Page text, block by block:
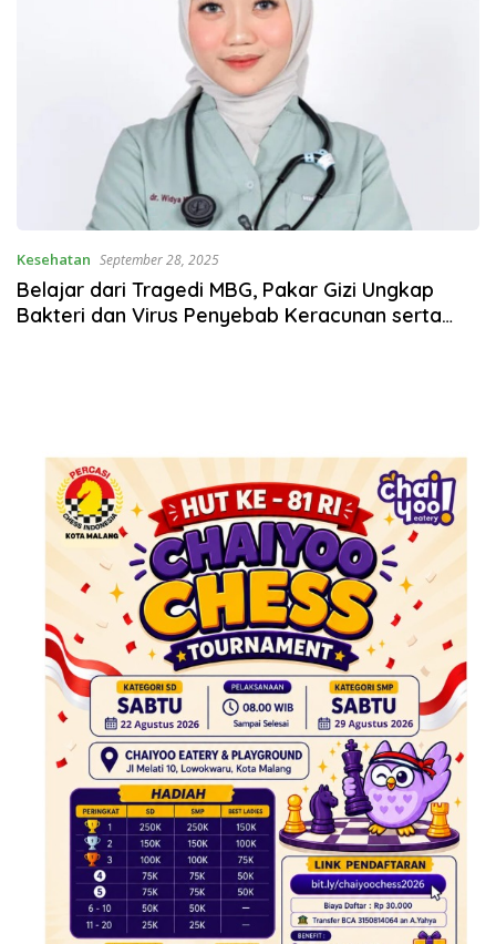
Kesehatan September 28, 2025
Belajar dari Tragedi MBG, Pakar Gizi Ungkap
Bakteri dan Virus Penyebab Keracunan serta